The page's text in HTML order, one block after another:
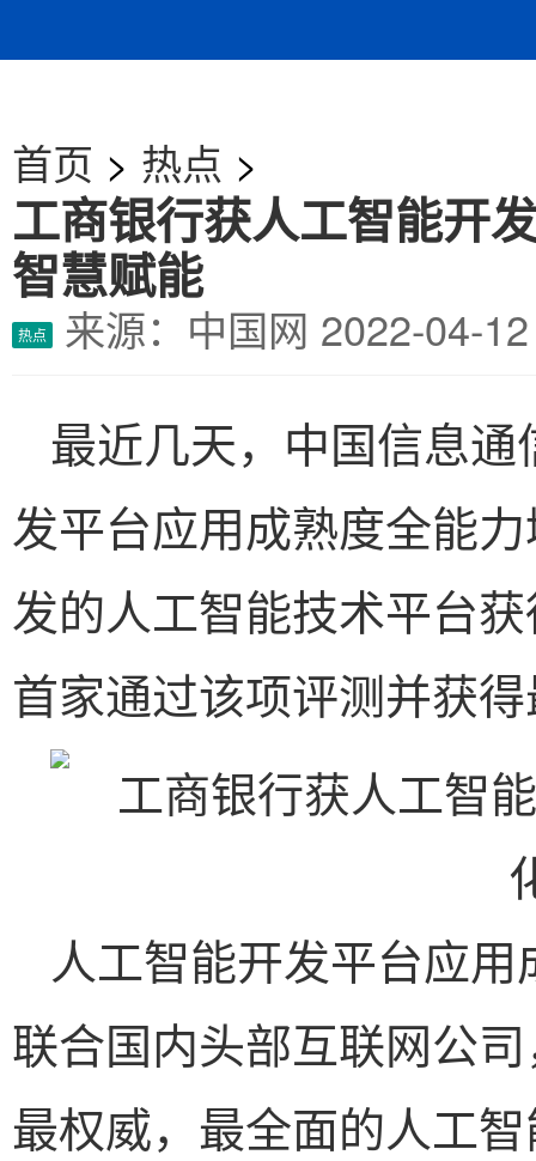
首页 > 热点 >
工商银行获人工智能开
智慧赋能
热点 来源：中国网 2022-04-
最近几天，中国信息
发平台应用成熟度全能
发的人工智能技术平台
首家通过该项评测并获
人工智能开发平台应
联合国内头部互联网公
最权威，最全面的人工